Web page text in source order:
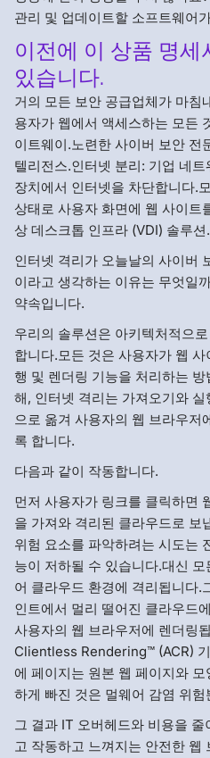
관리 및 업데이트할 소프트웨어
이전에 이 상품 명세
있습니다.
거의 모든 보안 공급업체가 마침
용자가 웹에서 액세스하는 모든
이트웨이.노련한 사이버 보안 전
텔리전스.인터넷 분리: 기업 네
장치에서 인터넷을 차단합니다.
상태로 사용자 화면에 웹 사이트
상 데스크톱 인프라 (VDI) 솔루
인터넷 격리가 오늘날의 사이버
이라고 생각하는 이유는 무엇일
약속입니다.
우리의 솔루션은 아키텍처적으
합니다.모든 것은 사용자가 웹
행 및 렌더링 기능을 처리하는
해, 인터넷 격리는 가져오기와
으로 옮겨 사용자의 웹 브라우저
록 합니다.
다음과 같이 작동합니다.
먼저 사용자가 링크를 클릭하면
을 가져와 격리된 클라우드로 보
위험 요소를 파악하려는 시도는
능이 저하될 수 있습니다.대신
어 클라우드 환경에 격리됩니다.
인트에서 멀리 떨어진 클라우드
사용자의 웹 브라우저에 렌더링
Clientless Rendering™ (ACR)
에 페이지는 원본 웹 페이지와
하게 빠진 것은 멀웨어 감염 위험
그 결과 IT 오버헤드와 비용을
고 작동하고 느껴지는 안전한 웹